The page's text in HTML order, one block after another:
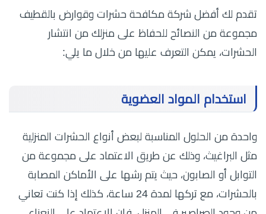
تقدم لك أفضل شركة مكافحة حشرات وقوارض بالقطيف
مجموعة من النصائح للحفاظ على منزلك من انتشار
الحشرات، يمكن التعرف عليها من خلال ما يلي:
استخدام المواد العضوية
واحدة من الحلول المناسبة لبعض أنواع الحشرات المنزلية
مثل البراغيث، وذلك عن طريق الاعتماد على مجموعة من
التوابل أو الصابون، حيث يتم رشها على الأماكن المصابة
بالحشرات، مع تركها لمدة 24 ساعة، كذلك
إذا كنت تعاني